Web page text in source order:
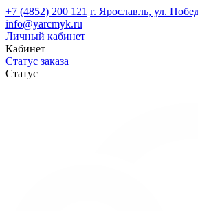
+7 (4852) 200 121 г. Ярославль, ул.
info@yarcmyk.ru
Личный кабинет
Кабинет
Статус заказа
Статус